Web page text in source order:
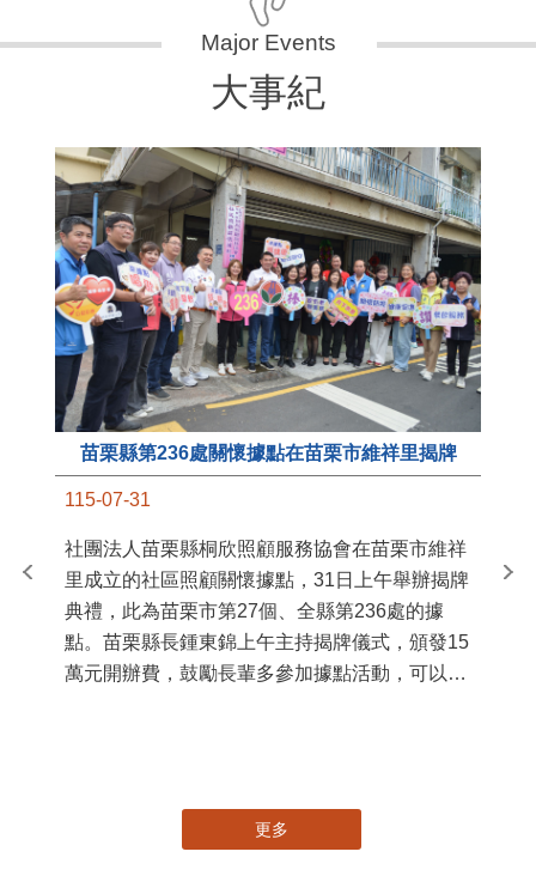
大事紀
苗栗縣第236處關懷據點在苗栗市維祥里揭牌
115-07-31
社團法人苗栗縣桐欣照顧服務協會在苗栗市維祥
里成立的社區照顧關懷據點，31日上午舉辦揭牌
典禮，此為苗栗市第27個、全縣第236處的據
點。苗栗縣長鍾東錦上午主持揭牌儀式，頒發15
萬元開辦費，鼓勵長輩多參加據點活動，可以更
苗
更多